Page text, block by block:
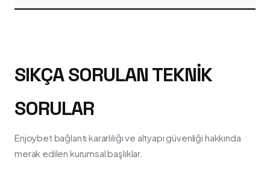
SIKÇA SORULAN TEKNIK
SORULAR
Enjoybet bağlantı kararlılığı ve altyapı güvenliği hakkında
merak edilen kurumsal başlıklar.